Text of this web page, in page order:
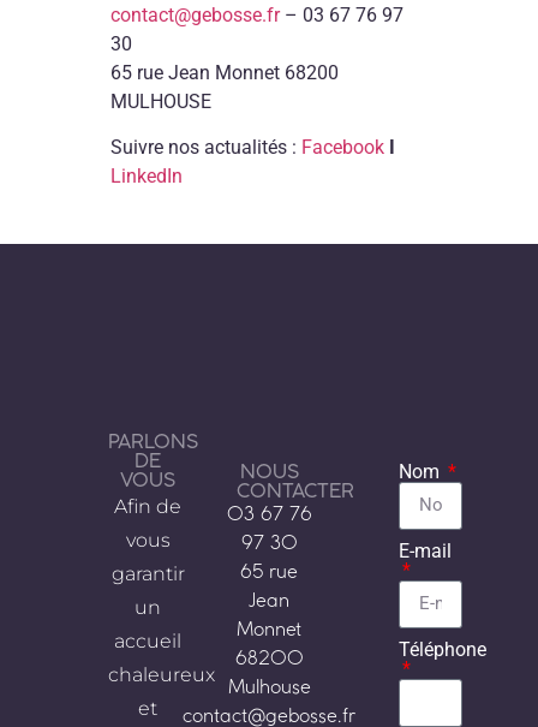
contact@gebosse.fr– 03 67 76 97
30
65 rue Jean Monnet 68200
MULHOUSE
Suivre nos actualités : Facebook I
LinkedIn
PARLONS
DE
VOUS
Afin de
vous
garantir
un
accueil
chaleureux
et
NOUS
CONTACTER
03 67 76
97 30
65 rue
Jean
Monnet
68200
Mulhouse
contact@gebosse.fr
Nom
E-mail
Téléphone